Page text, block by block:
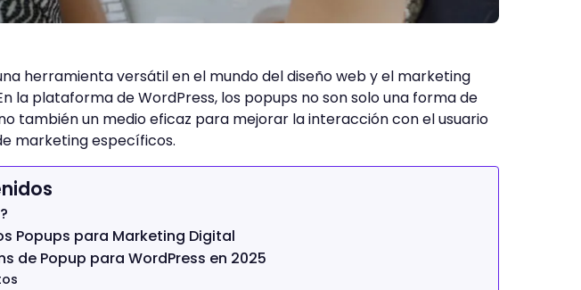
herramienta versátil en el mundo del diseño web y el marketing
la plataforma de WordPress, los popups no son solo una forma de
también un medio eficaz para mejorar la interacción con el usuario
marketing específicos.
Popups para Marketing Digital
de Popup para WordPress en 2025